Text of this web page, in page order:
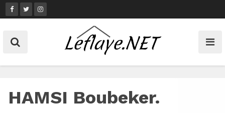
Skip
to
HAMSI Boubeker.